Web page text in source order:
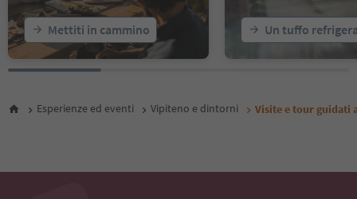
Mettiti in cammino Un tuffo
Esperienze ed eventi Vipiteno e dintorni Visite e tour guidati